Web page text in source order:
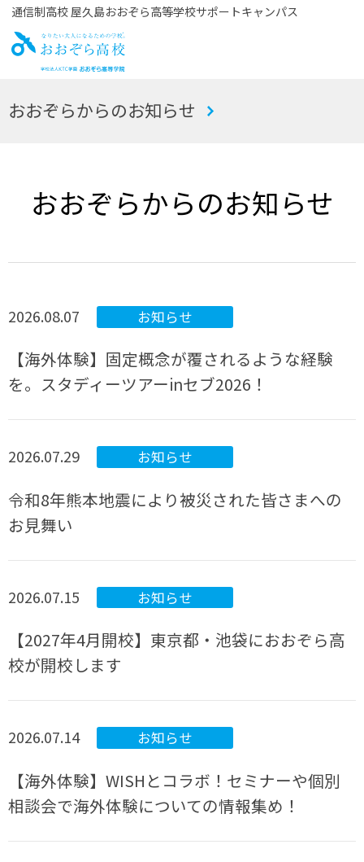
通信制高校 屋久島おおぞら高等学校サポートキャンパス
お
おおぞらからのお知らせ
おおぞらからのお知らせ
2026.08.07 お知らせ
【海外体験】固定概念が覆されるような経験
を。スタディーツアーinセブ2026！
2026.07.29 お知らせ
令和8年熊本地震により被災された皆さまへの
お見舞い
2026.07.15 お知らせ
【2027年4月開校】東京都・池袋におおぞら高
校が開校します
2026.07.14 お知らせ
【海外体験】WISHとコラボ！セミナーや個別
相談会で海外体験についての情報集め！